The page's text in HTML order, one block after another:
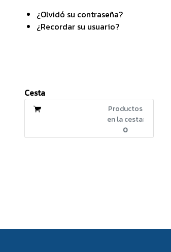
¿Olvidó su contraseña?
¿Recordar su usuario?
Cesta
Productos
en la cesta:
0